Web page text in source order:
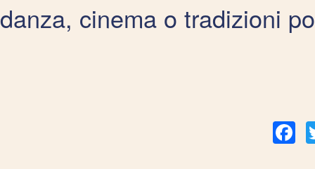
danza, cinema o tradizioni